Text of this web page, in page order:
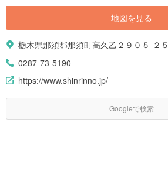
地図を見る
栃木県那須郡那須町高久乙２９０５-２５
0287-73-5190
https://www.shinrinno.jp/
Googleで検索